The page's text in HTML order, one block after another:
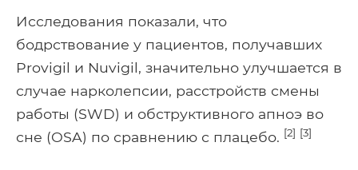
Исследования показали, что
бодрствование у пациентов, получавших
Provigil и Nuvigil, значительно улучшается в
случае нарколепсии, расстройств смены
работы (SWD) и обструктивного апноэ во
сне (OSA) по сравнению с плацебо. [2] [3]